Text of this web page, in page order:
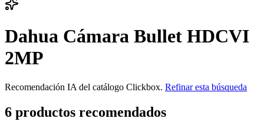
Dahua Cámara Bullet HDCVI
2MP
Recomendación IA del catálogo Clickbox. Refinar esta búsqueda
6 productos recomendados